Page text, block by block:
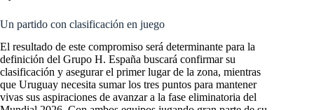
Un partido con clasificación en juego
El resultado de este compromiso será determinante para la
definición del Grupo H. España buscará confirmar su
clasificación y asegurar el primer lugar de la zona, mientras
que Uruguay necesita sumar los tres puntos para mantener
vivas sus aspiraciones de avanzar a la fase eliminatoria del